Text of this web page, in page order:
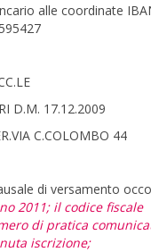
alle coordinate
D.M. 17.12.2009
C.COLOMBO 44
di versamento
2011; il codice fiscale
di pratica
iscrizione;